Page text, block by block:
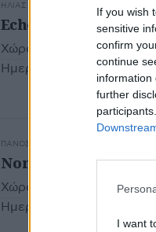
If you wish
sensitive
confirm
continue
information
further
I want
ΗΛΊΑΣ ΠΥΚΝΆΔΑΣ ΣΥΝΑΥΛΙΕΣ -
Echobelly
Χώρος:
The
Ημερομηνία διεξαγωγής:
ΠΆΝΟΣ ΚΑΡΑΦΩΤΙΆΣ
Nomads
Χώρος:
AN Club, Αθήνα
Ημερομηνία διεξαγωγής: